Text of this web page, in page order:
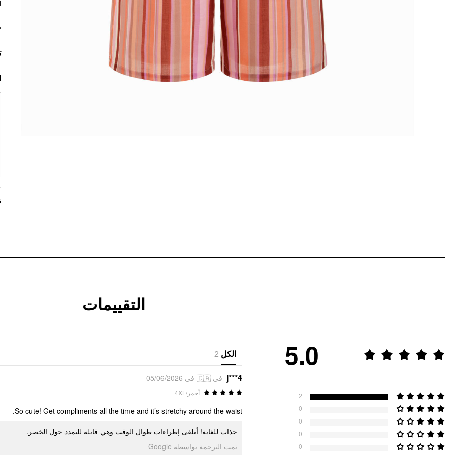
التقييمات
5.0
2
0
0
0
0
الكل 2
j***4 في 🇨🇦 في 05/06/2026
أحمر/4XL
So cute! Get compliments all the time and it’s stretchy around the waist.
جذاب للغاية! أتلقى إطراءات طوال الوقت وهي قابلة للتمدد حول الخصر.
تمت الترجمة بواسطة Google